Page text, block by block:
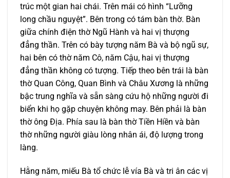
trúc một gian hai chái. Trên mái có hình “Lưỡng
long chầu nguyệt”. Bên trong có tám bàn thờ. Bàn
giữa chính điện thờ Ngũ Hành và hai vị thượng
đẳng thần. Trên có bày tượng năm Bà và bộ ngũ sự,
hai bên có thờ năm Cô, năm Cậu, hai vị thượng
đẳng thần không có tượng. Tiếp theo bên trái là bàn
thờ Quan Công, Quan Bình và Châu Xương là những
bậc trung nghĩa và sẵn sàng cứu hộ những người đi
biển khi họ gặp chuyện không may. Bên phải là bàn
thờ ông Địa. Phía sau là bàn thờ Tiền Hiền và bàn
thờ những người giàu lòng nhân ái, độ lượng trong
làng.
Hằng năm, miếu Bà tổ chức lễ vía Bà và tri ân các vị